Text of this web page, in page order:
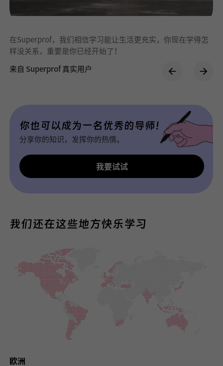
在Superprof，我们相信学习能让生活更充实，你现在学得怎
样没关系，重要是你已经开始了！
来自 Superprof 真实用户
你也可以成为一名优秀的导师！
分享你的知识，发挥你的热情。
我要试试
我们还在这些地方快乐学习
欧洲